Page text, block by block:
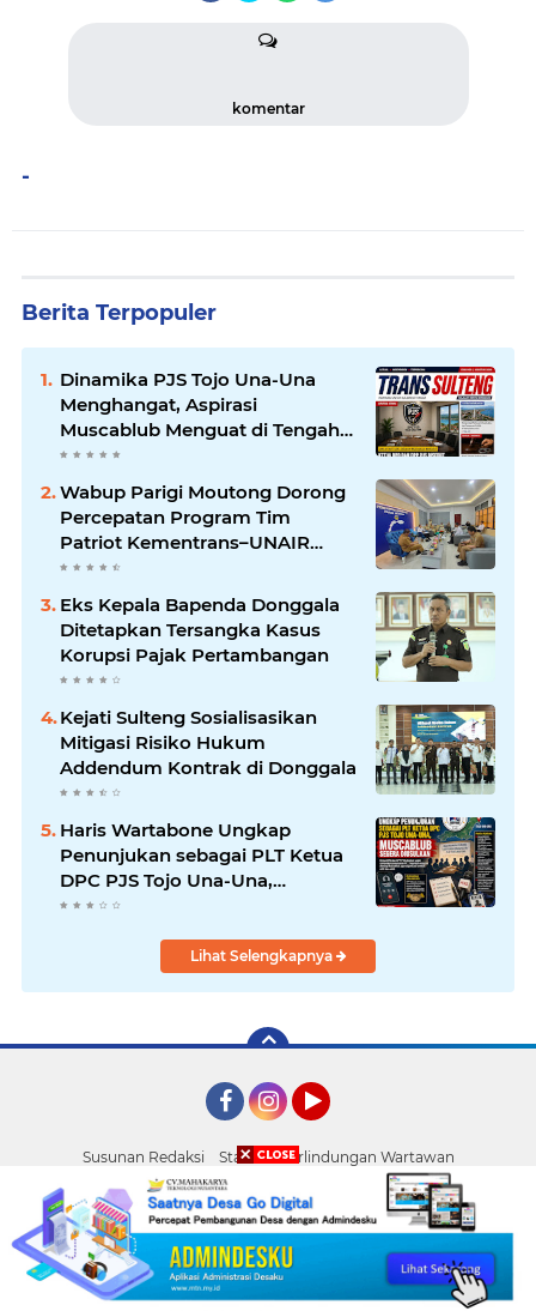
komentar
-
Berita Terpopuler
Dinamika PJS Tojo Una-Una
Menghangat, Aspirasi
Muscablub Menguat di Tengah
Munculnya Penunjukan Plt
Wabup Parigi Moutong Dorong
Percepatan Program Tim
Patriot Kementrans–UNAIR
untuk Kembangkan Potensi
Eks Kepala Bapenda Donggala
Ditetapkan Tersangka Kasus
Korupsi Pajak Pertambangan
Kejati Sulteng Sosialisasikan
Mitigasi Risiko Hukum
Addendum Kontrak di Donggala
Haris Wartabone Ungkap
Penunjukan sebagai PLT Ketua
DPC PJS Tojo Una-Una,
Muscablub Segera Diusulkan
Lihat Selengkapnya
Susunan Redaksi
Standar Perlindungan Wartawan
Pasang Iklan
Tentang Kami Pedoman Media Siber
Palu
Copyright ©2026 TRANS SULTENG